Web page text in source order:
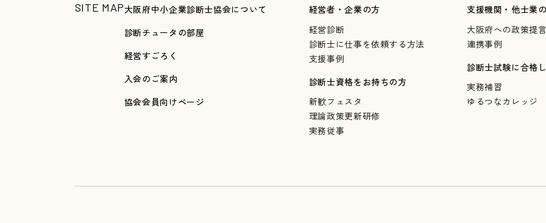
SITE MAP大阪府中小企業診断士協会について
診断チュータの部屋
経営すごろく
入会のご案内
協会会員向けページ
経営者・企業の方
経営診断
診断士に仕事を依頼する方法
支援事例
診断士資格をお持ちの方
新歓フェスタ
理論政策更新研修
実務従事
支援機関・他士業
大阪府への政策提言
連携事例
診断士試験に合格
実務補習
ゆるつなカレッジ